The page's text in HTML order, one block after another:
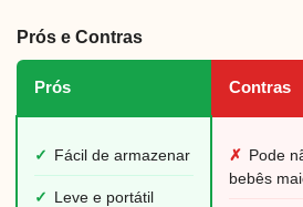
Prós e Contras
Prós Contras
✓ Fácil de armazenar
✓ Leve e portátil
✗ Pode
bebês